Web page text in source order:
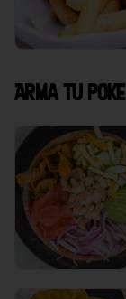
Arma tu poke